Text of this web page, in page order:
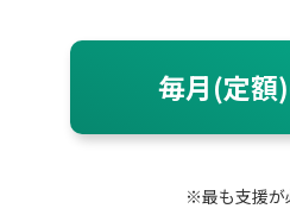
毎月(定額
※最も支援が